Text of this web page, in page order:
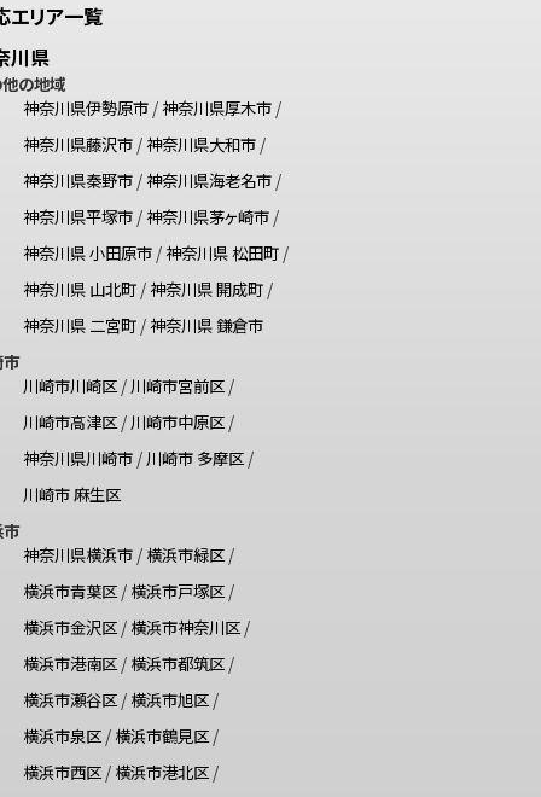
エリア一覧
川県
の地域
神奈川県伊勢原市/神奈川県厚木市/
神奈川県藤沢市/神奈川県大和市/
神奈川県秦野市/神奈川県海老名市/
神奈川県平塚市/神奈川県茅ヶ崎市/
神奈川県 小田原市/神奈川県 松田町/
神奈川県 山北町/神奈川県 開成町/
神奈川県 二宮町/神奈川県 鎌倉市
川崎市川崎区/川崎市宮前区/
川崎市高津区/川崎市中原区/
神奈川県川崎市/川崎市 多摩区/
川崎市 麻生区
神奈川県横浜市/ 横浜市緑区/
横浜市青葉区/ 横浜市戸塚区/
横浜市金沢区/ 横浜市神奈川区/
横浜市港南区/ 横浜市都筑区/
横浜市瀬谷区/ 横浜市旭区/
横浜市泉区/ 横浜市鶴見区/
横浜市西区/ 横浜市港北区/